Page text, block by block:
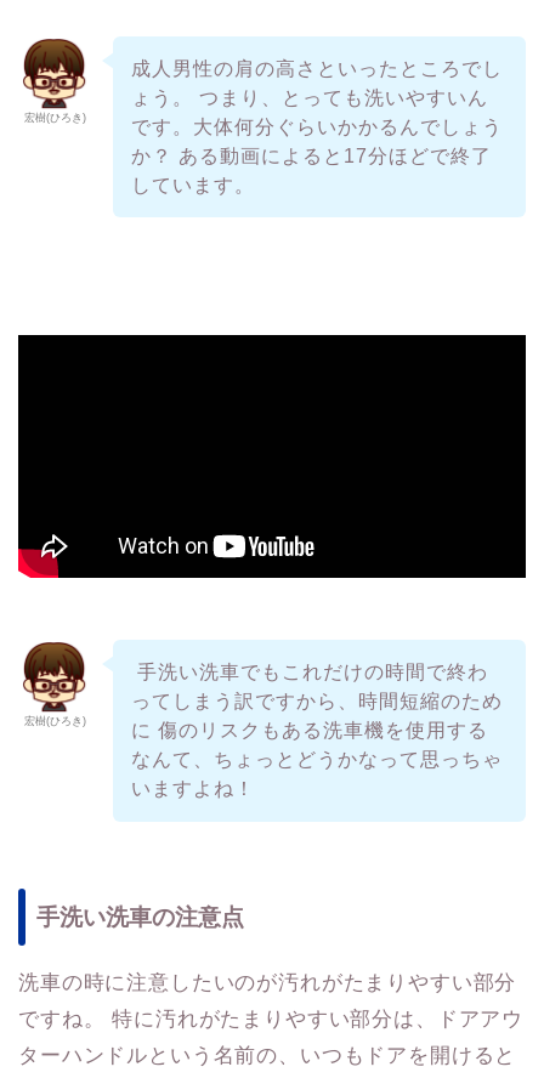
宏樹(ひろき)
成人男性の肩の高さといったところでし
ょう。 つまり、とっても洗いやすいん
です。大体何分ぐらいかかるんでしょう
か？ ある動画によると17分ほどで終了
しています。
宏樹(ひろき)
手洗い洗車でもこれだけの時間で終わ
ってしまう訳ですから、時間短縮のため
に 傷のリスクもある洗車機を使用する
なんて、ちょっとどうかなって思っちゃ
いますよね！
手洗い洗車の注意点
洗車の時に注意したいのが汚れがたまりやすい部分
ですね。 特に汚れがたまりやすい部分は、ドアアウ
ターハンドルという名前の、いつもドアを開けると